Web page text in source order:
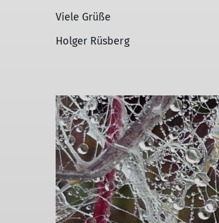
Viele Grüße
Holger Rüsberg